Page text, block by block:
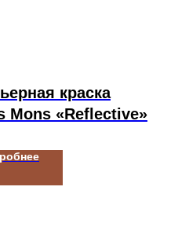
краска
Mons «Reflective»